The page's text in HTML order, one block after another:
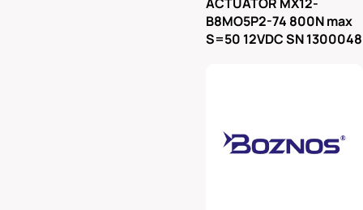
B8MO5P2-74 800N max
S=50 12VDC SN 1300048